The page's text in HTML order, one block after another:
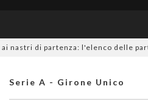
di partenza: l'elenco delle
Serie A - Girone Unico